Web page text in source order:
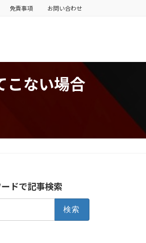
免責事項 お問い合わせ
こない場合
ドで記事検索